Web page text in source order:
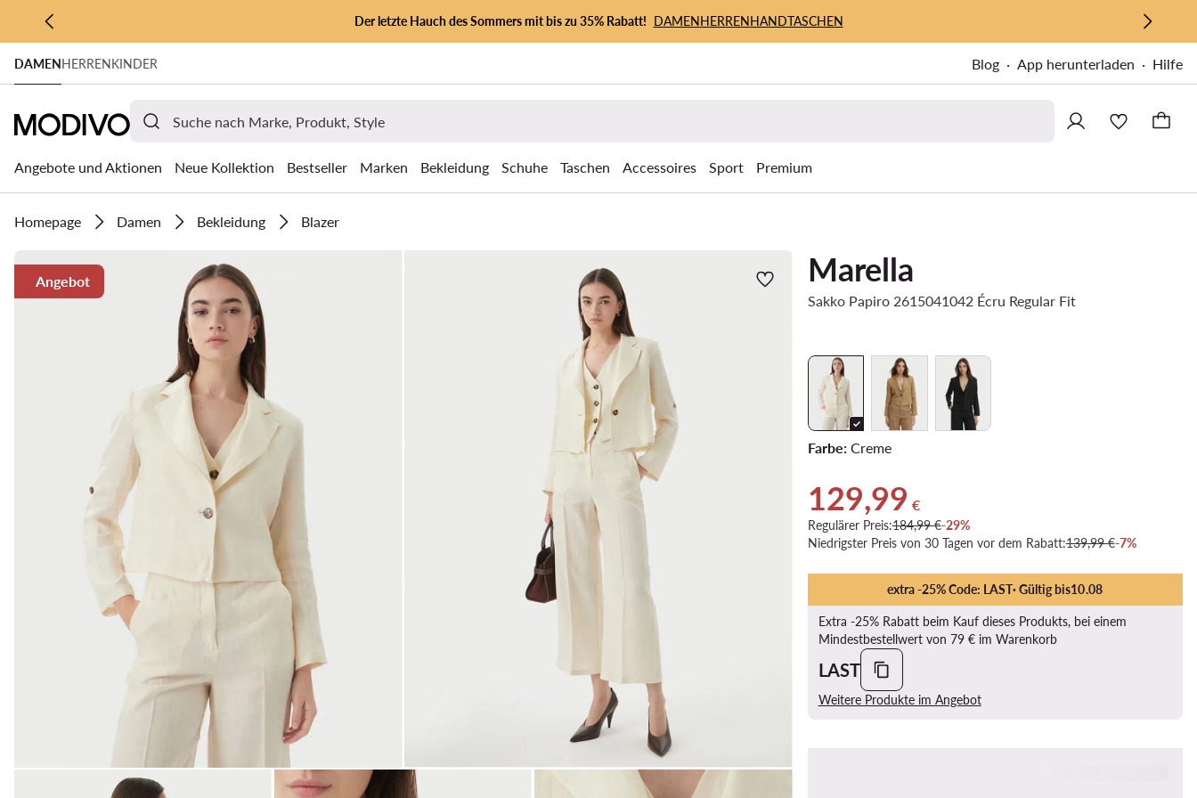
ZUM HAUPTINHALT SPRINGEN
ZUR SUCHE
Der letzte Hauch des Sommers mit bis zu 35% Rabatt! DAMENHERRENHANDTASCHEN
DAMENHERRENKINDER Blog App herunterladen Hilfe
Angebote und Aktionen Neue Kollektion Bestseller Marken Bekleidung Schuhe Taschen Accessoires Sport Premium
Homepage Damen Bekleidung Blazer
Angebot Marella
Sakko Papiro 2615041042 Écru Regular Fit
Farbe:Creme
Aktueller Preis 129,99 €
129,99 €
Regulärer Preis:184,99 €-29%
Niedrigster Preis von 30 Tagen vor dem Rabatt:139,99 €-7%
extra -25% Code: LAST· Gültig bis10.08
Extra -25% Rabatt beim Kauf dieses Produkts, bei einem
Mindestbestellwert von 79 € im Warenkorb
LAST
Weitere Produkte im Angebot